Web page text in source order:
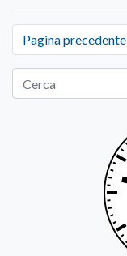
Pagina precedente